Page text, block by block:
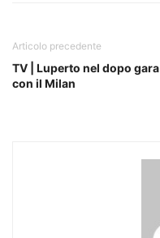
Articolo precedente
TV | Luperto nel dopo gara
con il Milan